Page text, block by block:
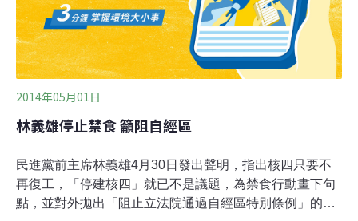
課予行政機關就民眾意見「逐項回覆」之義務五
2014年05月01日
林義雄停止禁食 籲阻自經區
民進黨前主席林義雄4月30日發出聲明，指出核四只要不
再復工，「停建核四」就已不是議題，為禁食行動畫下句
點，並對外拋出「阻止立法院通過自經區特別條例」的主